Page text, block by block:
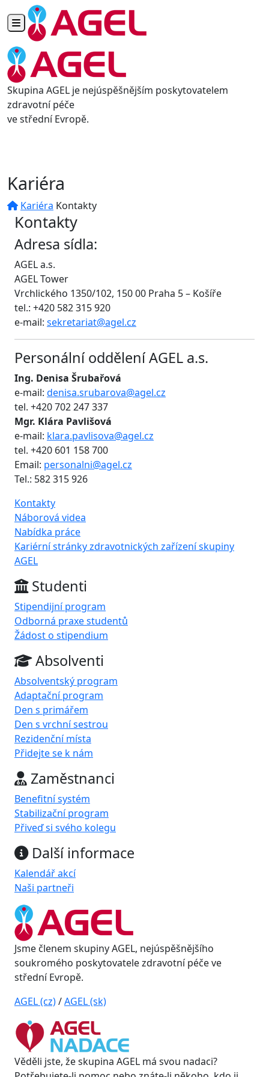
Toggle navigation
Skupina AGEL je nejúspěšnějším poskytovatelem
zdravotní péče
ve střední Evropě.
Kariéra
Kariéra Kontakty
Kontakty
Adresa sídla:
AGEL a.s.
AGEL Tower
Vrchlického 1350/102, 150 00 Praha 5 – Košíře
tel.: +420 582 315 920
e-mail: sekretariat@agel.cz
Personální oddělení AGEL a.s.
Ing. Denisa Šrubařová
e-mail: denisa.srubarova@agel.cz
tel. +420 702 247 337
Mgr. Klára Pavlišová
e-mail: klara.pavlisova@agel.cz
tel. +420 601 158 700
Email: personalni@agel.cz
Tel.: 582 315 926
Kontakty
Náborová videa
Nabídka práce
Kariérní stránky zdravotnických zařízení skupiny
AGEL
Studenti
Stipendijní program
Odborná praxe studentů
Žádost o stipendium
Absolventi
Absolventský program
Adaptační program
Den s primářem
Den s vrchní sestrou
Rezidenční místa
Přidejte se k nám
Zaměstnanci
Benefitní systém
Stabilizační program
Přiveď si svého kolegu
Další informace
Kalendář akcí
Naši partneři
Jsme členem skupiny AGEL, nejúspěšnějšího
soukromého poskytovatele zdravotní péče ve
střední Evropě.
AGEL (cz)/AGEL (sk)
Věděli jste, že skupina AGEL má svou nadaci?